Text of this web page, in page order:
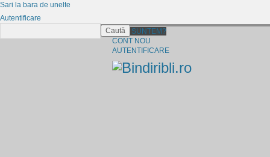
CINE SUNTEM?
CONT NOU
AUTENTIFICARE
Sari la bara de unelte
Autentificare
Caută